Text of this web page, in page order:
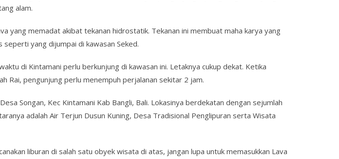
alam.
yang memadat akibat tekanan hidrostatik. Tekanan ini membuat maha karya yang
seperti yang dijumpai di kawasan Seked.
di Kintamani perlu berkunjung di kawasan ini. Letaknya cukup dekat. Ketika
Rai, pengunjung perlu menempuh perjalanan sekitar 2 jam.
Songan, Kec Kintamani Kab Bangli, Bali. Lokasinya berdekatan dengan sejumlah
adalah Air Terjun Dusun Kuning, Desa Tradisional Penglipuran serta Wisata
liburan di salah satu obyek wisata di atas, jangan lupa untuk memasukkan Lava